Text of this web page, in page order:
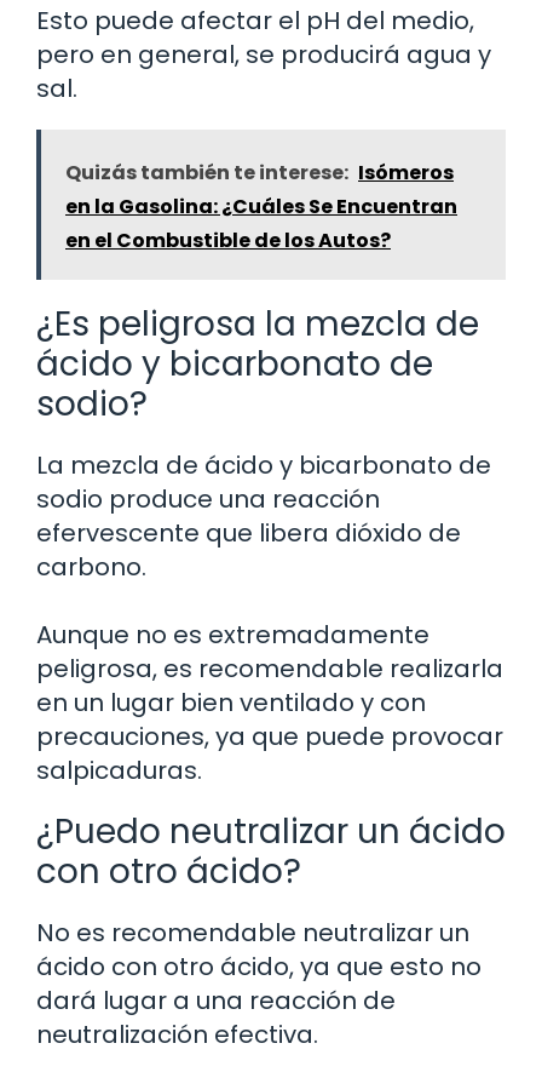
Esto puede afectar el pH del medio,
pero en general, se producirá agua y
sal.
Quizás también te interese: Isómeros
en la Gasolina: ¿Cuáles Se Encuentran
en el Combustible de los Autos?
¿Es peligrosa la mezcla de
ácido y bicarbonato de
sodio?
La mezcla de ácido y bicarbonato de
sodio produce una reacción
efervescente que libera dióxido de
carbono.
Aunque no es extremadamente
peligrosa, es recomendable realizarla
en un lugar bien ventilado y con
precauciones, ya que puede provocar
salpicaduras.
¿Puedo neutralizar un ácido
con otro ácido?
No es recomendable neutralizar un
ácido con otro ácido, ya que esto no
dará lugar a una reacción de
neutralización efectiva.